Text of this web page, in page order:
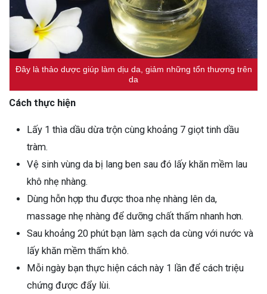
Đây là thảo dược giúp làm dịu da, giảm những tổn thương trên
da
Cách thực hiện
Lấy 1 thìa dầu dừa trộn cùng khoảng 7 giọt tinh dầu
tràm.
Vệ sinh vùng da bị lang ben sau đó lấy khăn mềm lau
khô nhẹ nhàng.
Dùng hỗn hợp thu được thoa nhẹ nhàng lên da,
massage nhẹ nhàng để dưỡng chất thấm nhanh hơn.
Sau khoảng 20 phút bạn làm sạch da cùng với nước và
lấy khăn mềm thấm khô.
Mỗi ngày bạn thực hiện cách này 1 lần để cách triệu
chứng được đẩy lùi.